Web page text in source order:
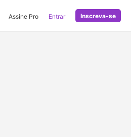
Assine Pro Entrar Inscreva-se